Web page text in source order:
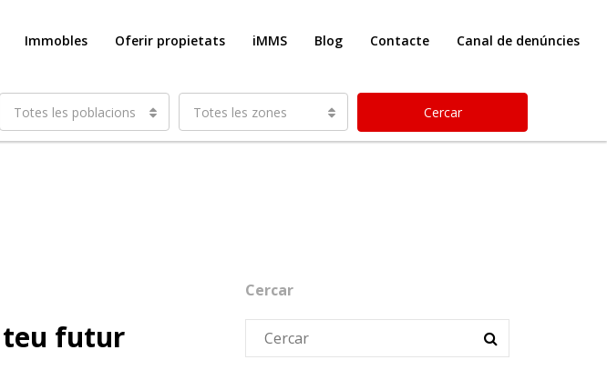
Immobles Oferir propietats iMMS Blog Contacte Canal de denúncies
Totes les poblacions Totes les zones Cercar
teu futur
Cercar